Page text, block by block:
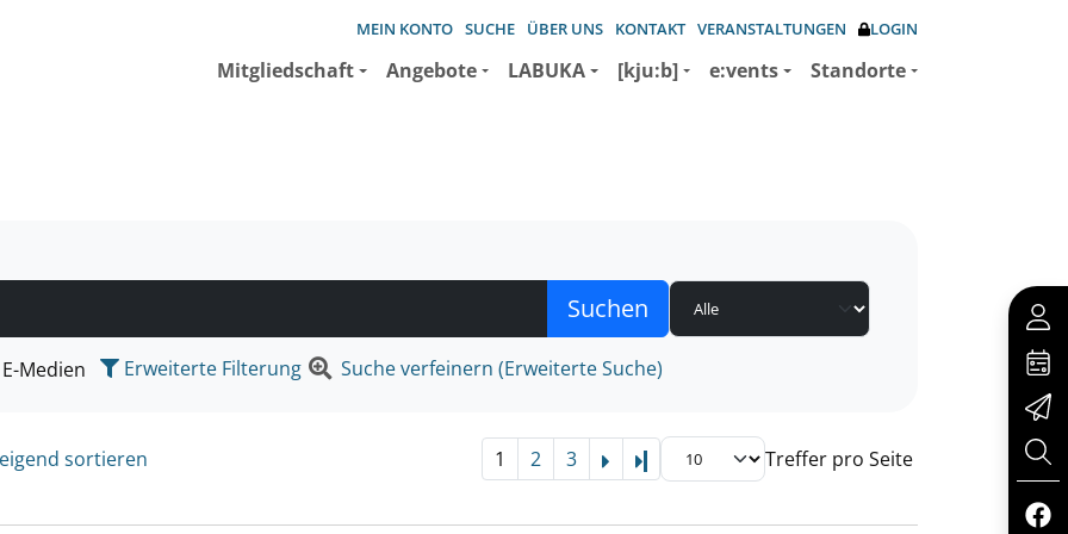
MEIN KONTO SUCHE ÜBER UNS KONTAKT VERANSTALTUNGEN LOGIN
Mitgliedschaft Angebote LABUKA [kju:b] e:vents Standorte
suchen wollen.
E-Medien Erweiterte Filterung Suche verfeinern (Erweiterte Suche)
sortieren 1 2 3 Letzte Seite Treffer pro Seite